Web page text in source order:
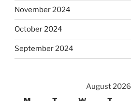
November 2024
October 2024
September 2024
August 2026